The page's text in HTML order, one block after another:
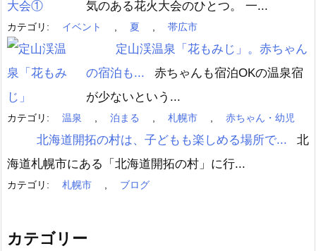
気のある花火大会のひとつ。 一...
カテゴリ: イベント 夏 帯広市
定山渓温泉「花もみじ」。赤ちゃん
の宿泊も...
赤ちゃんも宿泊OKの温泉宿
が少ないという...
カテゴリ: 温泉 泊まる 札幌市 赤ちゃん・幼児
北海道開拓の村は、子どもも楽しめる場所で...
北
海道札幌市にある「北海道開拓の村」に行...
カテゴリ: 札幌市 ブログ
カテゴリー